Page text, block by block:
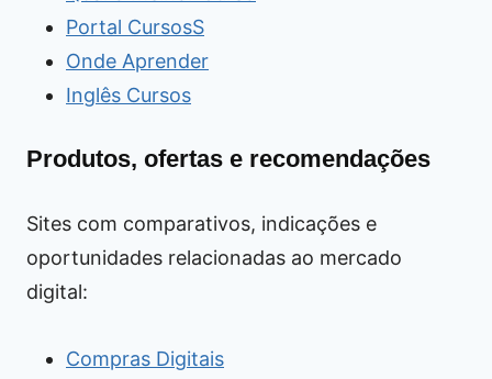
Portal CursosS
Onde Aprender
Inglês Cursos
Produtos, ofertas e recomendações
Sites com comparativos, indicações e
oportunidades relacionadas ao mercado
digital:
Compras Digitais